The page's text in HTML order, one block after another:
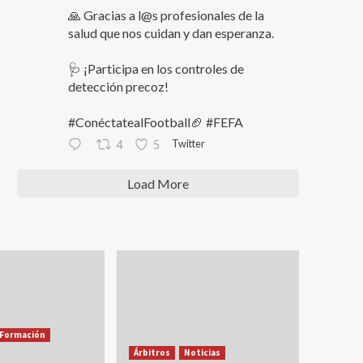
🙏 Gracias a l@s profesionales de la
salud que nos cuidan y dan esperanza.
🩺 ¡Participa en los controles de
detección precoz!
#ConéctatealFootball🏈 #FEFA
4 5 Twitter
Load More
Formación
Árbitros Noticias